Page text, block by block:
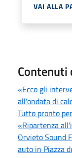
VAI ALLA
«Ecco gli
all'ondata di
Tutto pronto
«Ripartenza
Orvieto Sound
auto in Piazza